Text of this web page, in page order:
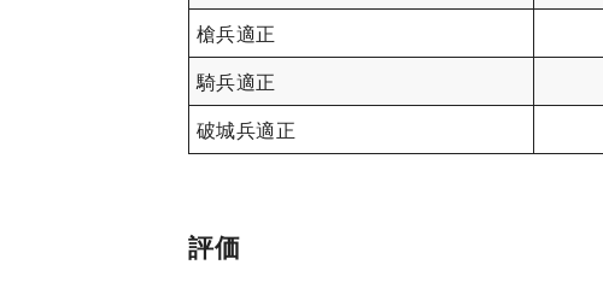
槍兵適正
騎兵適正
破城兵適正
評価